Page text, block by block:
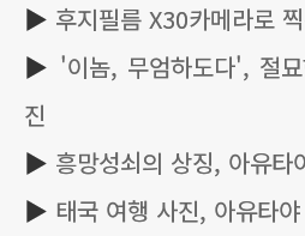
▶ 후지필름 X30카메라로
▶ '이놈, 무엄하도다', 절
진
▶ 흥망성쇠의 상징, 아유타
▶ 태국 여행 사진, 아유타